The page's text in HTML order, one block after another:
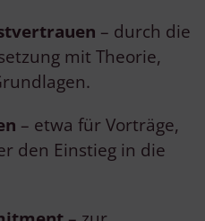
– durch die
mit Theorie,
– etwa für Vorträge,
den Einstieg in die